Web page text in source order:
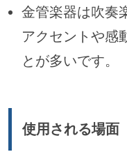
金管楽器は吹奏
アクセントや感
とが多いです。
使用される場面